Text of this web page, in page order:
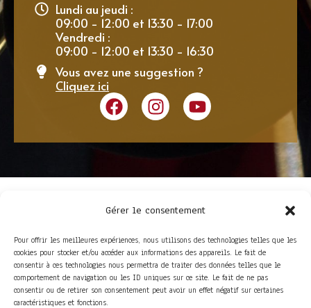
Gérer le consentement
Pour offrir les meilleures expériences, nous utilisons des technologies telles que les
cookies pour stocker et/ou accéder aux informations des appareils. Le fait de
consentir à ces technologies nous permettra de traiter des données telles que le
comportement de navigation ou les ID uniques sur ce site. Le fait de ne pas
consentir ou de retirer son consentement peut avoir un effet négatif sur certaines
caractéristiques et fonctions.
Lundi au jeudi :
09:00 - 12:00 et 13:30 - 17:00
Vendredi :
09:00 - 12:00 et 13:30 - 16:30
Vous avez une suggestion ?
Cliquez ici
ACCÈS RAPIDE